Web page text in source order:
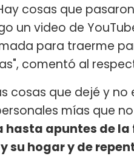
cosas que
un video de
para traerme
comentó al
cosas que dejé y
mías que
hasta apuntes de
su hogar y de